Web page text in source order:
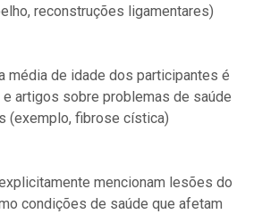
reconstruções ligamentares)
média de idade dos participantes é
e artigos sobre problemas de saúde
(exemplo, fibrose cística)
mencionam lesões do
condições de saúde que afetam